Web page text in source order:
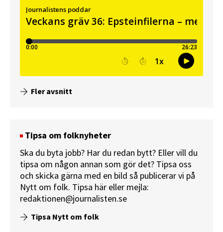
Fler avsnitt
Tipsa om folknyheter
Ska du byta jobb? Har du redan bytt? Eller vill du
tipsa om någon annan som gör det? Tipsa oss
och skicka gärna med en bild så publicerar vi på
Nytt om folk. Tipsa här eller mejla:
redaktionen@journalisten.se
Tipsa Nytt om folk